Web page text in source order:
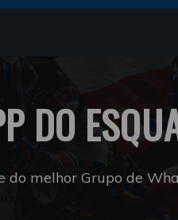
DO
do melhor Grupo de